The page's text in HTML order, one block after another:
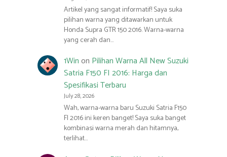
Artikel yang sangat informatif! Saya suka
pilihan warna yang ditawarkan untuk
Honda Supra GTR 150 2016. Warna-warna
yang cerah dan…
1Winon Pilihan Warna All New Suzuki
Satria F150 FI 2016: Harga dan
Spesifikasi Terbaru
July 28, 2026
Wah, warna-warna baru Suzuki Satria F150
FI 2016 ini keren banget! Saya suka banget
kombinasi warna merah dan hitamnya,
terlihat…